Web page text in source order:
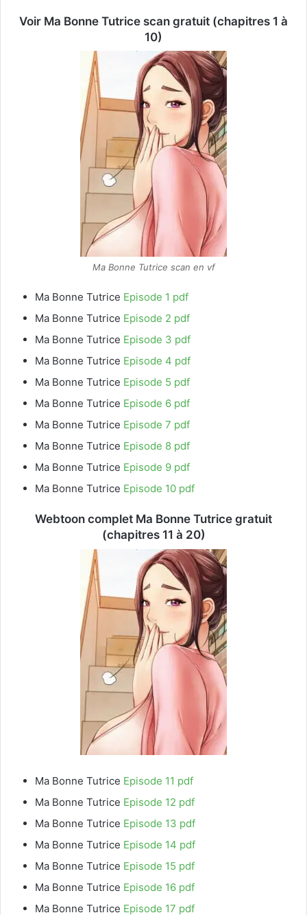
Voir Ma Bonne Tutrice scan gratuit (chapitres 1 à
10)
Ma Bonne Tutrice scan en vf
Ma Bonne Tutrice Episode 1 pdf
Ma Bonne Tutrice Episode 2 pdf
Ma Bonne Tutrice Episode 3 pdf
Ma Bonne Tutrice Episode 4 pdf
Ma Bonne Tutrice Episode 5 pdf
Ma Bonne Tutrice Episode 6 pdf
Ma Bonne Tutrice Episode 7 pdf
Ma Bonne Tutrice Episode 8 pdf
Ma Bonne Tutrice Episode 9 pdf
Ma Bonne Tutrice Episode 10 pdf
Webtoon complet Ma Bonne Tutrice gratuit
(chapitres 11 à 20)
Ma Bonne Tutrice Episode 11 pdf
Ma Bonne Tutrice Episode 12 pdf
Ma Bonne Tutrice Episode 13 pdf
Ma Bonne Tutrice Episode 14 pdf
Ma Bonne Tutrice Episode 15 pdf
Ma Bonne Tutrice Episode 16 pdf
Ma Bonne Tutrice Episode 17 pdf